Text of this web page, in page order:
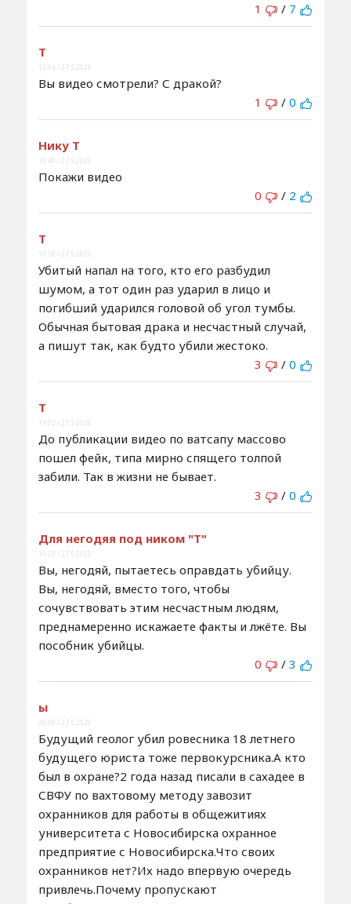
1
/ 7
Т
12:04 / 27.5.2026
Вы видео смотрели? С дракой?
1
/ 0
Нику Т
18:40 / 27.5.2026
Покажи видео
0
/ 2
Т
18:58 / 27.5.2026
Убитый напал на того, кто его разбудил
шумом, а тот один раз ударил в лицо и
погибший ударился головой об угол тумбы.
Обычная бытовая драка и несчастный случай,
а пишут так, как будто убили жестоко.
3
/ 0
Т
19:02 / 27.5.2026
До публикации видео по ватсапу массово
пошел фейк, типа мирно спящего толпой
забили. Так в жизни не бывает.
3
/ 0
Для негодяя под ником "Т"
19:29 / 27.5.2026
Вы, негодяй, пытаетесь оправдать убийцу.
Вы, негодяй, вместо того, чтобы
сочувствовать этим несчастным людям,
преднамеренно искажаете факты и лжёте. Вы
пособник убийцы.
0
/ 3
ы
20:09 / 27.5.2026
Будущий геолог убил ровесника 18 летнего
будущего юриста тоже первокурсника.А кто
был в охране?2 года назад писали в сахадее в
СВФУ по вахтовому методу завозит
охранников для работы в общежитиях
университета с Новосибирска охранное
предприятие с Новосибирска.Что своих
охранников нет?Их надо впервую очередь
привлечь.Почему пропускают